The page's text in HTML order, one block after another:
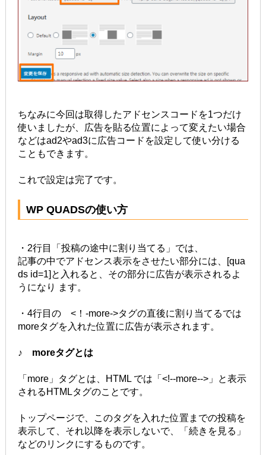
ちなみに今回は取得したアドセンスコードを1つだけ
使いましたが、広告を貼る位置によって変えたい場合
などはad2やad3に広告コードを設定して使い分ける
こともできます。
これで設定は完了です。
WP QUADSの使い方
・2行目「投稿の途中に割り当てる」では、
記事の中でアドセンス表示をさせたい部分には、[qua
ds id=1]と入れると、その部分に広告が表示されるよ
うになり ます。
・4行目の <！-more->タグの直後に割り当てるでは
moreタグを入れた位置に広告が表示されます。
♪ moreタグとは
「more」タグとは、HTML では「<!--more-->」と表示
されるHTMLタグのことです。
トップページで、このタグを入れた位置までの投稿を
表示して、それ以降を表示しないで、「続きを見る」
などのリンクにするものです。